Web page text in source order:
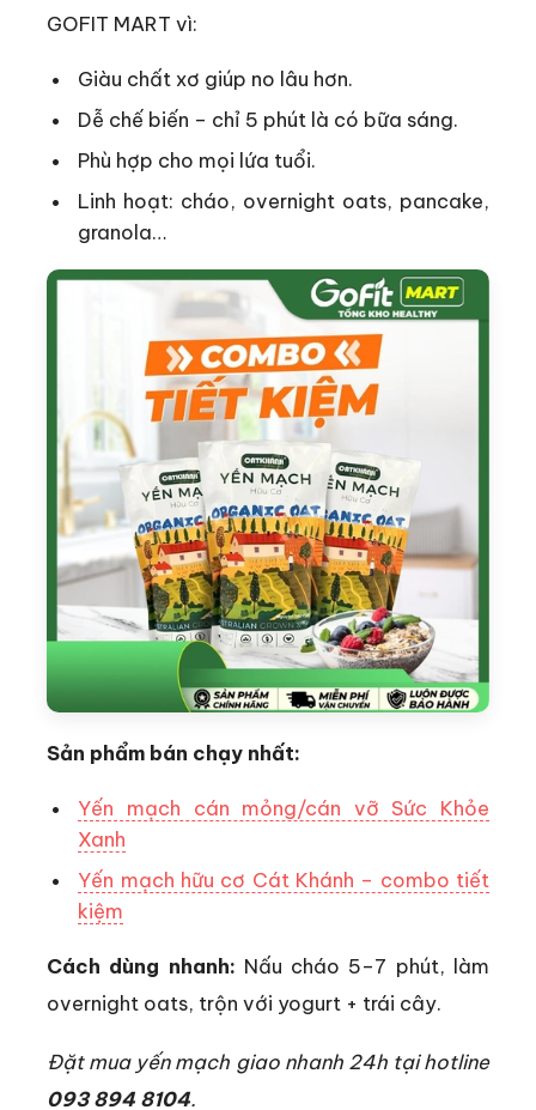
GOFIT MART vì:
Giàu chất xơ giúp no lâu hơn.
Dễ chế biến – chỉ 5 phút là có bữa sáng.
Phù hợp cho mọi lứa tuổi.
Linh hoạt: cháo, overnight oats, pancake,
granola…
Sản phẩm bán chạy nhất:
Yến mạch cán mỏng/cán vỡ Sức Khỏe
Xanh
Yến mạch hữu cơ Cát Khánh – combo tiết
kiệm
Cách dùng nhanh: Nấu cháo 5–7 phút, làm
overnight oats, trộn với yogurt + trái cây.
Đặt mua yến mạch giao nhanh 24h tại hotline
093 894 8104.